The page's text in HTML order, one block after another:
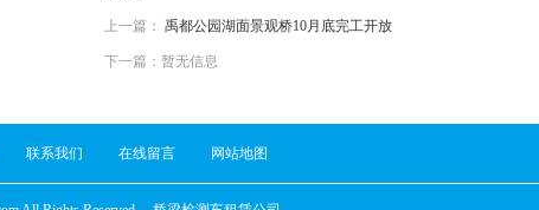
上一篇： 禹都公园湖面景观桥10月底完工开放
下一篇：暂无信息
联系我们 在线留言 网站地图